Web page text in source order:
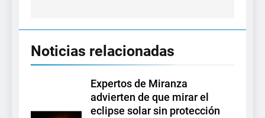
Noticias relacionadas
Expertos de Miranza
advierten de que mirar el
eclipse solar sin protección